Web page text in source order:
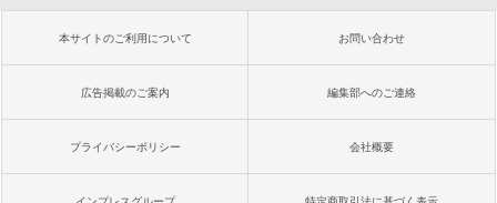
本サイトのご利用について お問い合わせ
広告掲載のご案内 編集部へのご連絡
プライバシーポリシー 会社概要